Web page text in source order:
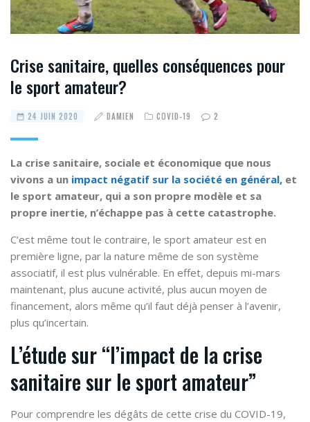
Crise sanitaire, quelles conséquences pour
le sport amateur?
24 JUIN 2020 DAMIEN COVID-19 2
La crise sanitaire, sociale et économique que nous
vivons a un impact négatif sur la société en général, et
le sport amateur, qui a son propre modèle et sa
propre inertie, n’échappe pas à cette catastrophe.
C’est même tout le contraire, le sport amateur est en
première ligne, par la nature même de son système
associatif, il est plus vulnérable. En effet, depuis mi-mars
maintenant, plus aucune activité, plus aucun moyen de
financement, alors même qu’il faut déjà penser à l’avenir,
plus qu’incertain.
L’étude sur “l’impact de la crise
sanitaire sur le sport amateur”
Pour comprendre les dégâts de cette crise du COVID-19,